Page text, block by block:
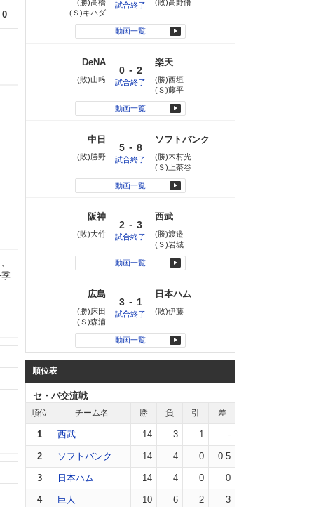
0
(勝)高橋
(Ｓ)キハダ
試合終了 (敗)高野脩
動画一覧
DeNA
(敗)山﨑
0 - 2
試合終了
楽天
(勝)西垣
(Ｓ)藤平
動画一覧
中日
(敗)勝野
5 - 8
試合終了
ソフトバンク
(勝)木村光
(Ｓ)上茶谷
動画一覧
阪神
(敗)大竹
2 - 3
試合終了
西武
(勝)渡邉
(Ｓ)岩城
動画一覧
広島
(勝)床田
(Ｓ)森浦
3 - 1
試合終了
日本ハム
(敗)伊藤
動画一覧
順位表
セ・パ交流戦
順位 チーム名 勝 負 引 差
1 西武 14 3 1 -
2 ソフトバンク 14 4 0 0.5
3 日本ハム 14 4 0 0
4 巨人 10 6 2 3